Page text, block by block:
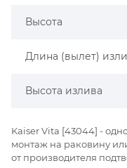
Высота
Длина (вылет)
Высота излива
Kaiser Vita [43044] -
монтаж на раковину
от производителя